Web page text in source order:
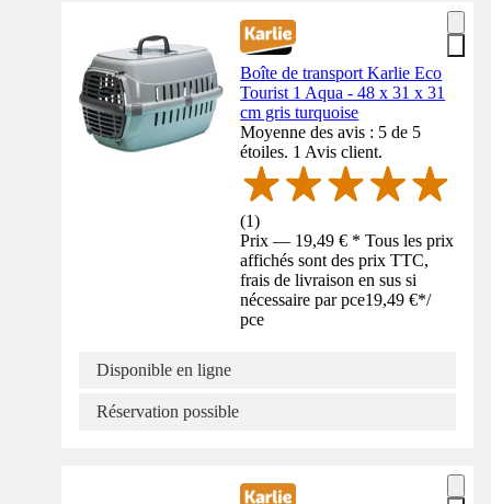
Boîte de transport Karlie Eco
Tourist 1 Aqua - 48 x 31 x 31
cm gris turquoise
Moyenne des avis : 5 de 5
étoiles. 1 Avis client.
(1)
Prix — 19,49 € * Tous les prix
affichés sont des prix TTC,
frais de livraison en sus si
nécessaire par pce19,49 €*/
pce
Disponible en ligne
Réservation possible